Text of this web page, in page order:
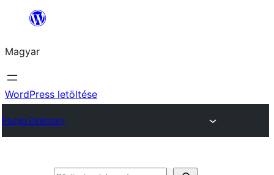
Ugrás
tartalomhoz
Magyar
WordPress letöltése
Plugin Directory